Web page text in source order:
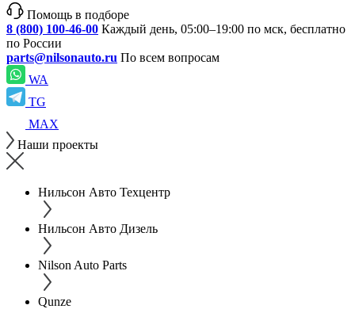
Помощь в подборе
8 (800) 100-46-00 Каждый день, 05:00–19:00 по мск, бесплатно
по России
parts@nilsonauto.ru По всем вопросам
WA
TG
MAX
Наши проекты
Нильсон Авто Техцентр
Нильсон Авто Дизель
Nilson Auto Parts
Qunze